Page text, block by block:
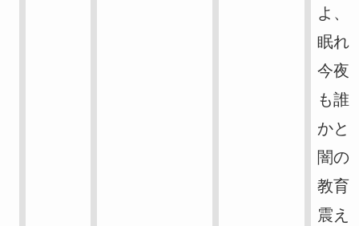
よ、
眠れ
今夜
も誰
かと
闇の
教育
震え